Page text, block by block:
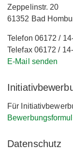
Zeppelinstr. 20
61352 Bad
Telefon 06172 /
Telefax 06172 /
E-Mail senden
Für
Datenschutz